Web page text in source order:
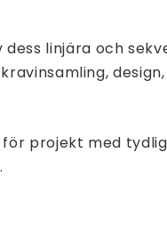
linjära och
projekt med